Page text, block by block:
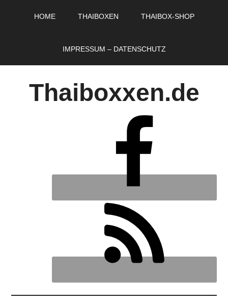
HOME THAIBOXEN THAIBOX-SHOP
IMPRESSUM – DATENSCHUTZ
Thaiboxxen.de